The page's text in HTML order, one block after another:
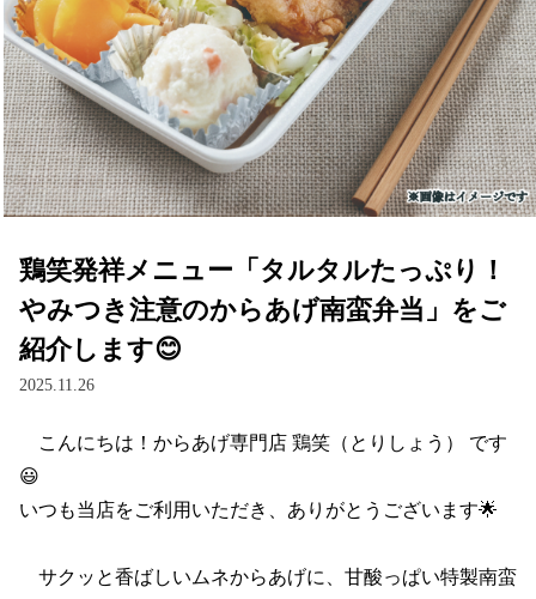
鶏笑発祥メニュー「タルタルたっぷり！
やみつき注意のからあげ南蛮弁当」をご
紹介します😊
2025.11.26
こんにちは！からあげ専門店 鶏笑（とりしょう） です
😃
いつも当店をご利用いただき、ありがとうございます🌟
サクッと香ばしいムネからあげに、甘酸っぱい特製南蛮